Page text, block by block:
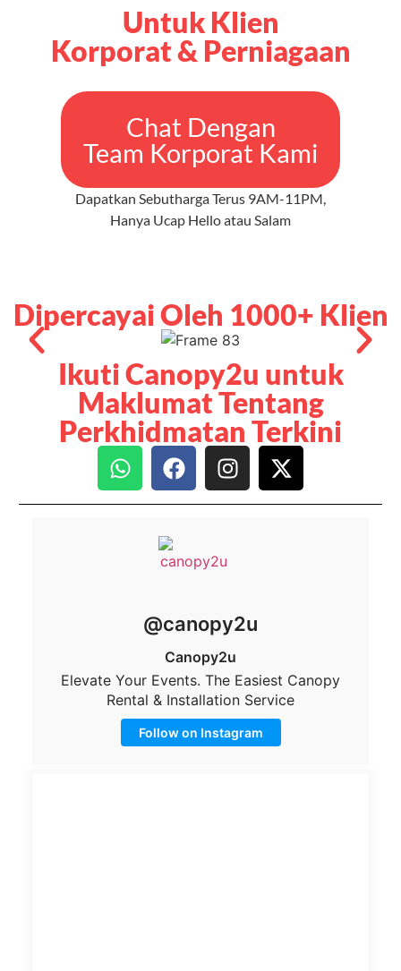
Untuk Klien
Korporat & Perniagaan
Chat Dengan
Team Korporat Kami
Dapatkan Sebutharga Terus 9AM-11PM,
Hanya Ucap Hello atau Salam
Dipercayai Oleh 1000+ Klien
Ikuti Canopy2u untuk
Maklumat Tentang
Perkhidmatan Terkini
@canopy2u
Canopy2u
Elevate Your Events. The Easiest Canopy
Rental & Installation Service
Follow on Instagram